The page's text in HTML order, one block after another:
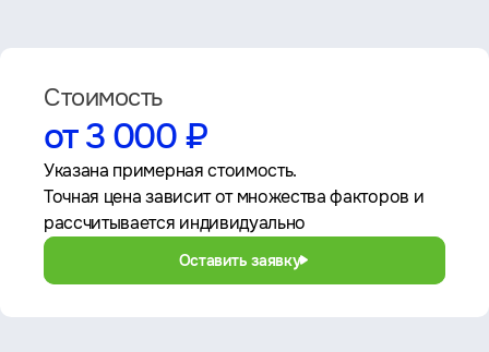
Стоимость
от 3 000 ₽
Указана примерная стоимость.
Точная цена зависит от множества факторов и
рассчитывается индивидуально
Оставить заявку